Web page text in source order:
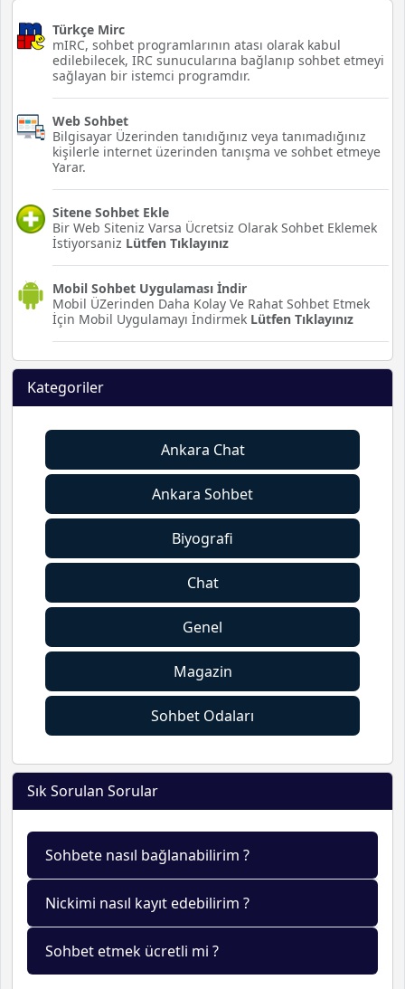
Türkçe Mirc
mIRC, sohbet programlarının atası olarak kabul
edilebilecek, IRC sunucularına bağlanıp sohbet etmeyi
sağlayan bir istemci programdır.
Web Sohbet
Bilgisayar Üzerinden tanıdığınız veya tanımadığınız
kişilerle internet üzerinden tanışma ve sohbet etmeye
Yarar.
Sitene Sohbet Ekle
Bir Web Siteniz Varsa Ücretsiz Olarak Sohbet Eklemek
İstiyorsaniz Lütfen Tıklayınız
Mobil Sohbet Uygulaması İndir
Mobil ÜZerinden Daha Kolay Ve Rahat Sohbet Etmek
İçin Mobil Uygulamayı İndirmek Lütfen Tıklayınız
Kategoriler
Ankara Chat
Ankara Sohbet
Biyografi
Chat
Genel
Magazin
Sohbet Odaları
Sık Sorulan Sorular
Sohbete nasıl bağlanabilirim ?
Nickimi nasıl kayıt edebilirim ?
Sohbet etmek ücretli mi ?